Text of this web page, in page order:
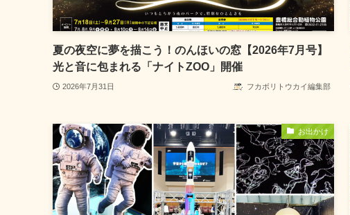
夏の夜空に夢を描こう！のんほいの窓【2026年7月号】
光と音に包まれる「ナイトZOO」開催
2026年7月31日 フカボリトウカイ編集部
お出かけ